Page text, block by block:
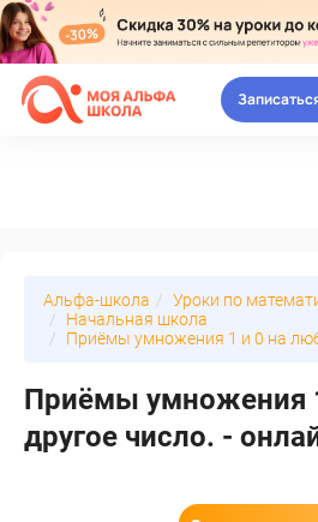
Альфа-школа
Уроки по
Начальная школа
Приёмы умножения 1 и 0 на
Приёмы умножения
другое число. -